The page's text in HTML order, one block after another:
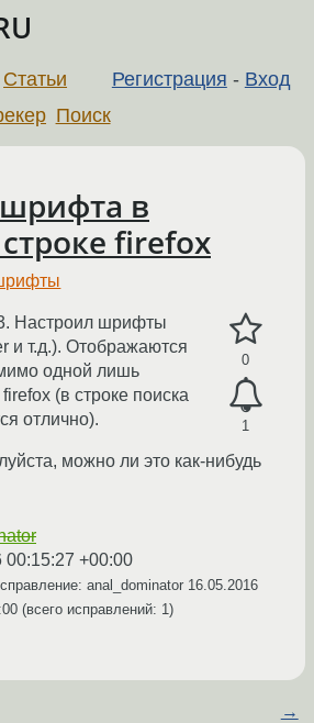
Регистрация - Вход
Статьи
Поиск
в
firefox
0
1
Настроил шрифты
и т.д.). Отображаются
одной лишь
(в строке поиска
отлично).
можно ли это как-нибудь
00:15:27 +00:00
anal_dominator 16.05.2016
(всего исправлений: 1)
→